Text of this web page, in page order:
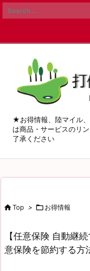
★お得情報、陸マイル
は商品・サービスのリ
了承ください
Top > お得情報
【任意保険 自動継
意保険を節約する方